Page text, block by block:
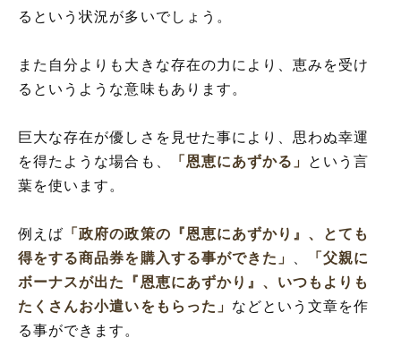
るという状況が多いでしょう。
また自分よりも大きな存在の力により、恵みを受け
るというような意味もあります。
巨大な存在が優しさを見せた事により、思わぬ幸運
を得たような場合も、
「恩恵にあずかる」
という言
葉を使います。
例えば 「政府の政策の『恩恵にあずかり』、とても
得をする商品券を購入する事ができた」
「父親に
ボーナスが出た『恩恵にあずかり』、いつもよりも
たくさんお小遣いをもらった」 などという文章を作
る事ができます。